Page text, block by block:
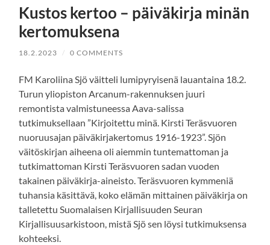
Kustos kertoo – päiväkirja minän
kertomuksena
18.2.2023 / 0 COMMENTS
FM Karoliina Sjö väitteli lumipyryisenä lauantaina 18.2.
Turun yliopiston Arcanum-rakennuksen juuri
remontista valmistuneessa Aava-salissa
tutkimuksellaan ”Kirjoitettu minä. Kirsti Teräsvuoren
nuoruusajan päiväkirjakertomus 1916-1923”. Sjön
väitöskirjan aiheena oli aiemmin tuntemattoman ja
tutkimattoman Kirsti Teräsvuoren sadan vuoden
takainen päiväkirja-aineisto. Teräsvuoren kymmeniä
tuhansia käsittävä, koko elämän mittainen päiväkirja on
talletettu Suomalaisen Kirjallisuuden Seuran
Kirjallisuusarkistoon, mistä Sjö sen löysi tutkimuksensa
kohteeksi.